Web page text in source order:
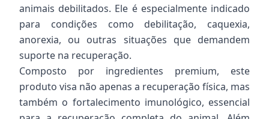
animais debilitados. Ele é especialmente indicado
para condições como debilitação, caquexia,
anorexia, ou outras situações que demandem
suporte na recuperação.
Composto por ingredientes premium, este
produto visa não apenas a recuperação física, mas
também o fortalecimento imunológico, essencial